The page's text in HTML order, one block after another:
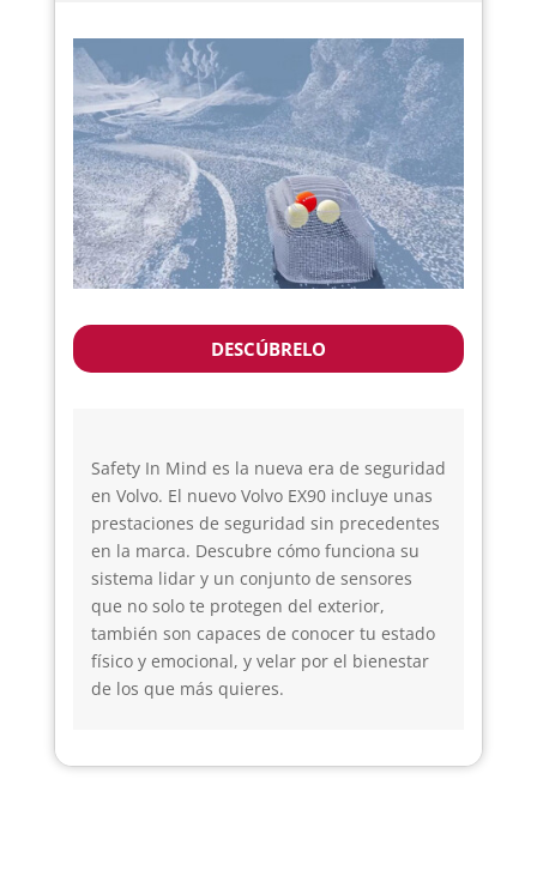
DESCÚBRELO
Safety In Mind es la nueva era de seguridad
en Volvo. El nuevo Volvo EX90 incluye unas
prestaciones de seguridad sin precedentes
en la marca. Descubre cómo funciona su
sistema lidar y un conjunto de sensores
que no solo te protegen del exterior,
también son capaces de conocer tu estado
físico y emocional, y velar por el bienestar
de los que más quieres.